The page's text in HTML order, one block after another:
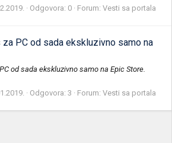
Odgovora: 0 Forum: Vesti sa portala
PC od sada ekskluzivno samo na
od sada ekskluzivno samo na Epic Store.
Odgovora: 3 Forum: Vesti sa portala